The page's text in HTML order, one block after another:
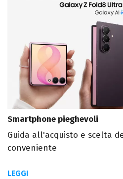
Smartphone pieghevoli
Guida all'acquisto e scelta
conveniente
LEGGI